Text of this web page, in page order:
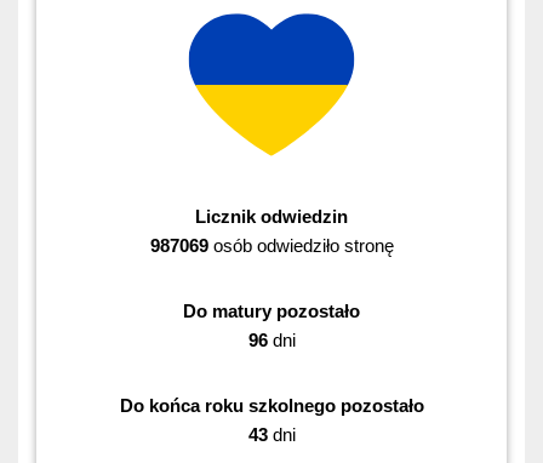
Licznik odwiedzin
987069osób odwiedziło stronę
Do matury pozostało
96dni
Do końca roku szkolnego pozostało
43dni